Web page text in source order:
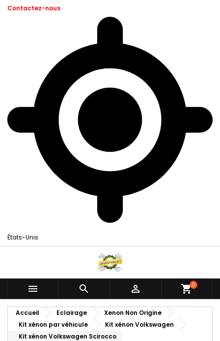
Contactez-nous
États-Unis
   shopping_cart0
Accueil Eclairage
Xenon Non Origine
Kit xénon par véhicule
Kit xénon Volkswagen
Kit xénon Volkswagen Scirocco